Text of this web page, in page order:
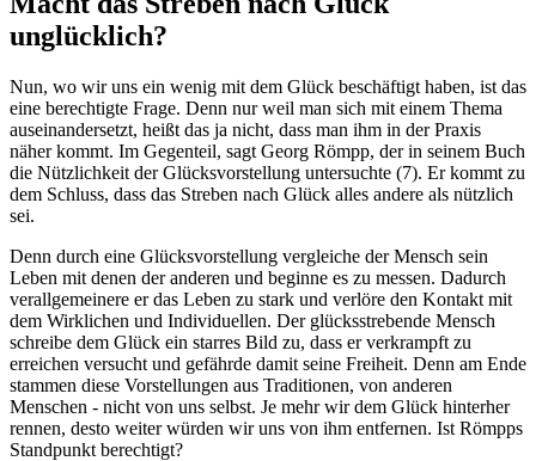
unglücklich?
Nun, wo wir uns ein wenig mit dem Glück beschäftigt haben, ist das
eine berechtigte Frage. Denn nur weil man sich mit einem Thema
auseinandersetzt, heißt das ja nicht, dass man ihm in der Praxis
näher kommt. Im Gegenteil, sagt Georg Römpp, der in seinem Buch
die Nützlichkeit der Glücksvorstellung untersuchte (7). Er kommt zu
dem Schluss, dass das Streben nach Glück alles andere als nützlich
sei.
Denn durch eine Glücksvorstellung vergleiche der Mensch sein
Leben mit denen der anderen und beginne es zu messen. Dadurch
verallgemeinere er das Leben zu stark und verlöre den Kontakt mit
dem Wirklichen und Individuellen. Der glücksstrebende Mensch
schreibe dem Glück ein starres Bild zu, dass er verkrampft zu
erreichen versucht und gefährde damit seine Freiheit. Denn am Ende
stammen diese Vorstellungen aus Traditionen, von anderen
Menschen - nicht von uns selbst. Je mehr wir dem Glück hinterher
rennen, desto weiter würden wir uns von ihm entfernen. Ist Römpps
Standpunkt berechtigt?